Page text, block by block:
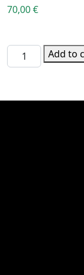
70,00€
1 desk (1 x 0.5
Add to